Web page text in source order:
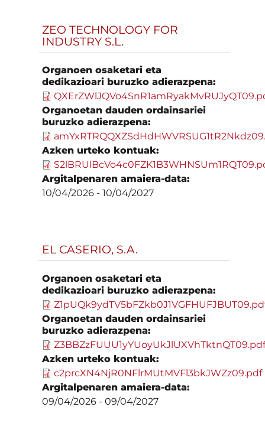
ZEO TECHNOLOGY FOR
INDUSTRY S.L.
Organoen osaketari eta
dedikazioari buruzko adierazpena:
Organoetan dauden ordainsariei
buruzko adierazpena:
Azken urteko kontuak:
Argitalpenaren amaiera-data:
10/04/2026 -10/04/2027
EL CASERIO, S.A.
Organoen osaketari eta
dedikazioari buruzko adierazpena:
Organoetan dauden ordainsariei
buruzko adierazpena:
Azken urteko kontuak:
c2prcXN4NjR0NFlrMUtMVFl3bkJWZz09.pdf
Argitalpenaren amaiera-data:
09/04/2026 -09/04/2027